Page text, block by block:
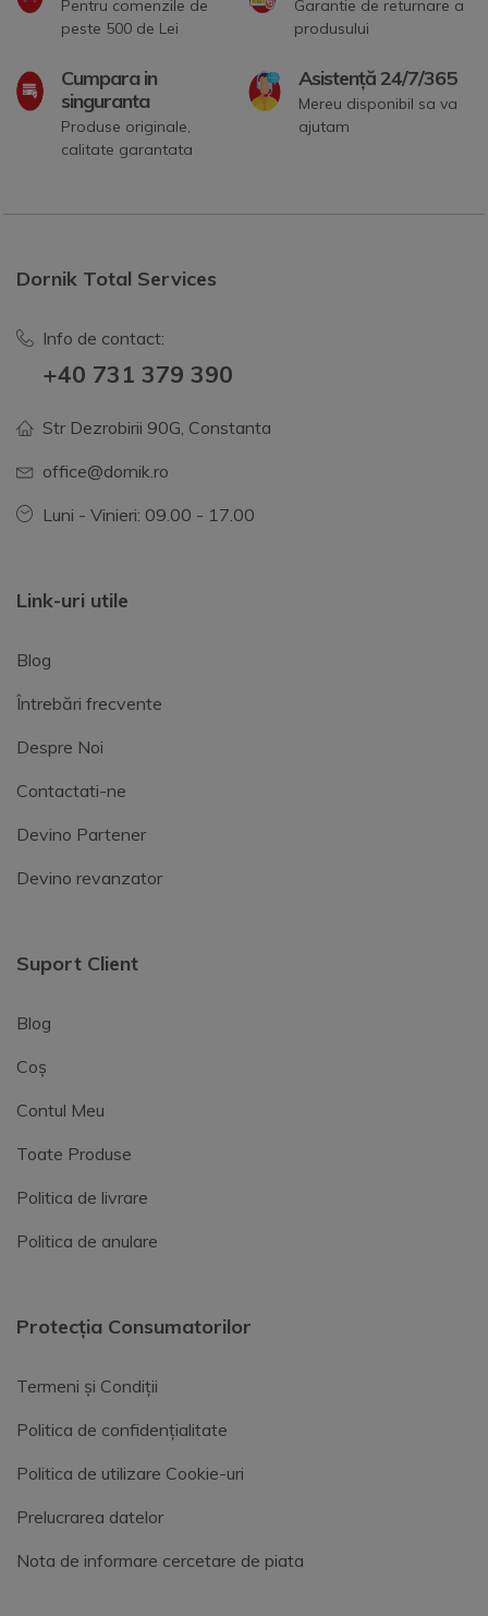
Pentru comenzile de
peste 500 de Lei
Garantie de returnare a
produsului
Cumpara in
singuranta
Produse originale,
calitate garantata
Asistență 24/7/365
Mereu disponibil sa va
ajutam
Dornik Total Services
Info de contact:
+40 731 379 390
Str Dezrobirii 90G, Constanta
office@dornik.ro
Luni - Vinieri: 09.00 - 17.00
Link-uri utile
Blog
Întrebări frecvente
Despre Noi
Contactati-ne
Devino Partener
Devino revanzator
Suport Client
Blog
Coș
Contul Meu
Toate Produse
Politica de livrare
Politica de anulare
Protecția Consumatorilor
Termeni și Condiții
Politica de confidențialitate
Politica de utilizare Cookie-uri
Prelucrarea datelor
Nota de informare cercetare de piata